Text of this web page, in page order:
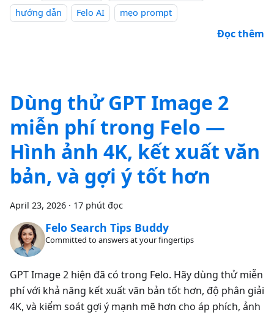
hướng dẫn
Felo AI mẹo prompt
Đọc thêm
Dùng thử GPT Image 2
miễn phí trong Felo —
Hình ảnh 4K, kết xuất văn
bản, và gợi ý tốt hơn
April 23, 2026 · 17 phút đọc
Felo Search Tips Buddy
Committed to answers at your fingertips
GPT Image 2 hiện đã có trong Felo. Hãy dùng thử miễn
phí với khả năng kết xuất văn bản tốt hơn, độ phân giải
4K, và kiểm soát gợi ý mạnh mẽ hơn cho áp phích, ảnh